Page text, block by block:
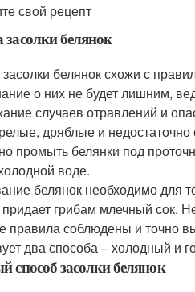
свой рецепт
белянок
белянок схожи с
о них не будет лишним,
случаев отравлений и
дряблые и
промыть белянки под
воде.
белянок необходимо для
грибам млечный сок.
правила соблюдены и точно
два способа – холодный и
способ засолки белянок